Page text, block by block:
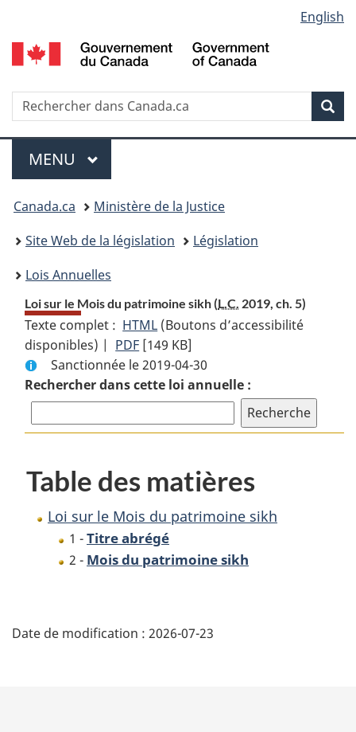
au
contenu
propos
de
la
HTML
simplifiée
selection
English
Recherche
Menu
MENU PRINCIPAL
Vous
etes
ici
Canada.ca
Ministère de la Justice
Site Web de la législation
Législation
Lois Annuelles
Loi sur le Mois du patrimoine sikh (L.C. 2019, ch. 5)
Texte complet : HTML Texte
complet
:
Loi
sur
le
patrimoine
(Boutons d’accessibilité
disponibles) | PDF Texte
complet
:
Loi
sur
du
sikh
[149 KB]
Sanctionnée le 2019-04-30
Rechercher dans cette loi annuelle :
Table des matières
Loi sur le Mois du patrimoine sikh
1 -Titre abrégé
2 - Mois du patrimoine sikh
é
Date de modification : 2026-07-23